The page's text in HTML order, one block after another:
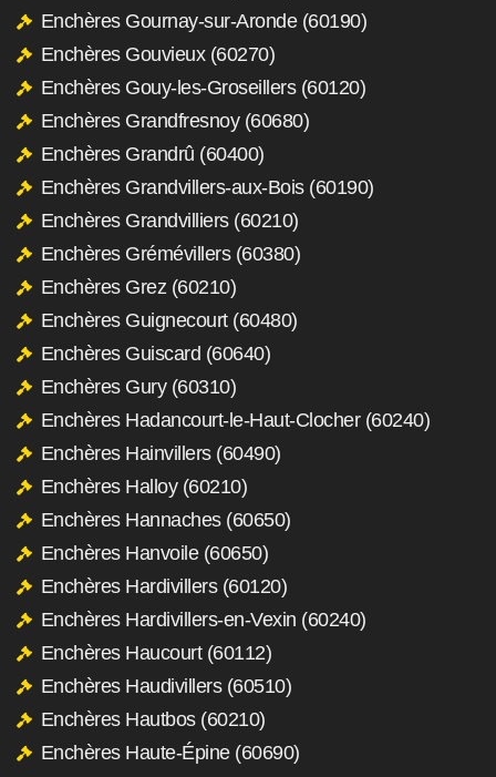
Enchères Gournay-sur-Aronde (60190)
Enchères Gouvieux (60270)
Enchères Gouy-les-Groseillers (60120)
Enchères Grandfresnoy (60680)
Enchères Grandrû (60400)
Enchères Grandvillers-aux-Bois (60190)
Enchères Grandvilliers (60210)
Enchères Grémévillers (60380)
Enchères Grez (60210)
Enchères Guignecourt (60480)
Enchères Guiscard (60640)
Enchères Gury (60310)
Enchères Hadancourt-le-Haut-Clocher (60240)
Enchères Hainvillers (60490)
Enchères Halloy (60210)
Enchères Hannaches (60650)
Enchères Hanvoile (60650)
Enchères Hardivillers (60120)
Enchères Hardivillers-en-Vexin (60240)
Enchères Haucourt (60112)
Enchères Haudivillers (60510)
Enchères Hautbos (60210)
Enchères Haute-Épine (60690)